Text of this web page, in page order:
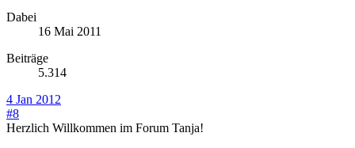
Dabei
16 Mai 2011
Beiträge
5.314
4 Jan 2012
#8
Herzlich Willkommen im Forum Tanja!